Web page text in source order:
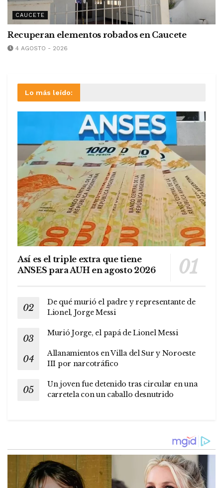
CAUCETE
Recuperan elementos robados en Caucete
4 AGOSTO - 2026
Lo más leído:
Así es el triple extra que tiene
ANSES para AUH en agosto 2026
De qué murió el padre y representante de
Lionel, Jorge Messi
Murió Jorge, el papá de Lionel Messi
Allanamientos en Villa del Sur y Noroeste
III por narcotráfico
Un joven fue detenido tras circular en una
carretela con un caballo desnutrido